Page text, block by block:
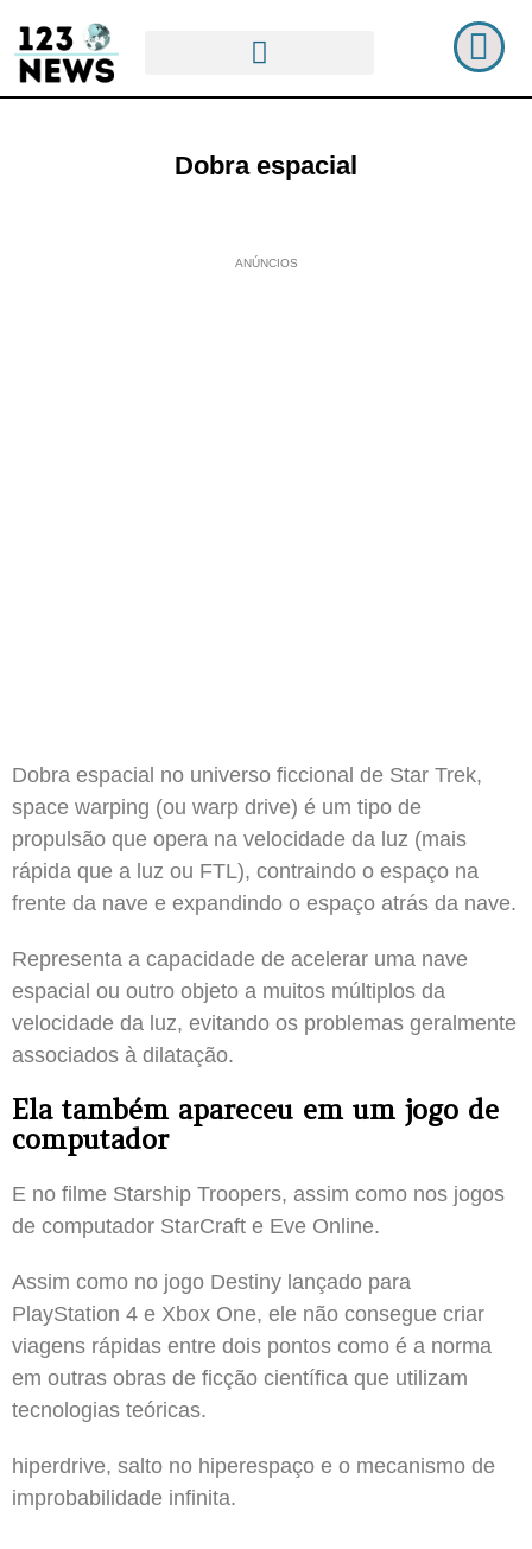
Dobra espacial
ANÚNCIOS
Dobra espacial no universo ficcional de Star Trek,
space warping (ou warp drive) é um tipo de
propulsão que opera na velocidade da luz (mais
rápida que a luz ou FTL), contraindo o espaço na
frente da nave e expandindo o espaço atrás da nave.
Representa a capacidade de acelerar uma nave
espacial ou outro objeto a muitos múltiplos da
velocidade da luz, evitando os problemas geralmente
associados à dilatação.
Ela também apareceu em um jogo de
computador
E no filme Starship Troopers, assim como nos jogos
de computador StarCraft e Eve Online.
Assim como no jogo Destiny lançado para
PlayStation 4 e Xbox One, ele não consegue criar
viagens rápidas entre dois pontos como é a norma
em outras obras de ficção científica que utilizam
tecnologias teóricas.
hiperdrive, salto no hiperespaço e o mecanismo de
improbabilidade infinita.